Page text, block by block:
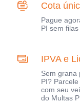
Cota
Pague
PI sem
IPVA e
Sem grana
PI?
com seu
do Multas